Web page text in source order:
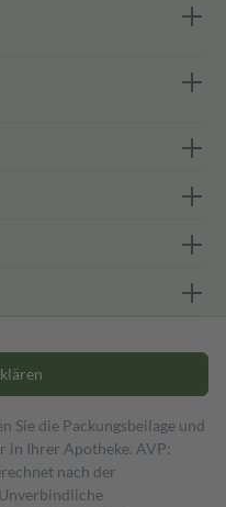
Sie die Packungsbeilage und
in Ihrer Apotheke. AVP:
nach der